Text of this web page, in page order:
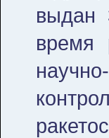
выдан
время